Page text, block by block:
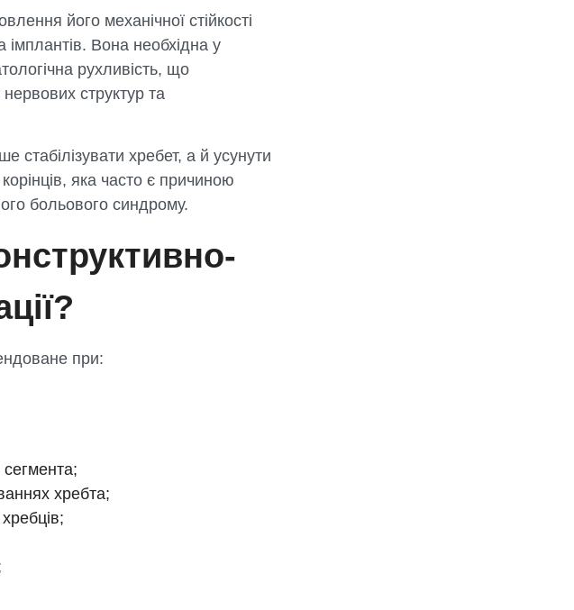
його механічної стійкості
імплантів. Вона необхідна у
рухливість, що
структур та
стабілізувати хребет, а й усунути
яка часто є причиною
больового синдрому.
при:
сегмента;
хребта;